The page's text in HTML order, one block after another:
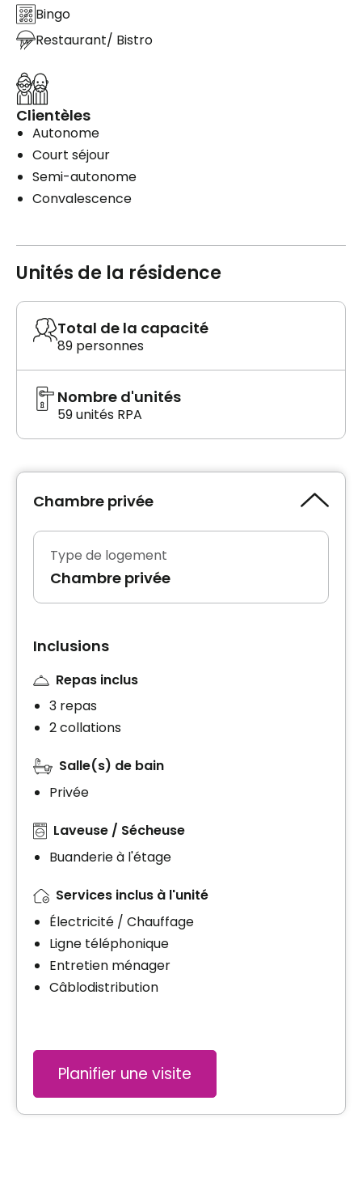
Bingo
Restaurant/ Bistro
Clientèles
Autonome
Court séjour
Semi-autonome
Convalescence
Unités de la résidence
Total de la capacité
89 personnes
Nombre d'unités
59 unités RPA
Chambre privée
Type de logement
Chambre privée
Inclusions
Repas inclus
3 repas
2 collations
Salle(s) de bain
Privée
Laveuse / Sécheuse
Buanderie à l'étage
Services inclus à l'unité
Électricité / Chauffage
Ligne téléphonique
Entretien ménager
Câblodistribution
Planifier une visite